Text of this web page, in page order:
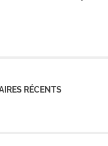
RÉCENTS